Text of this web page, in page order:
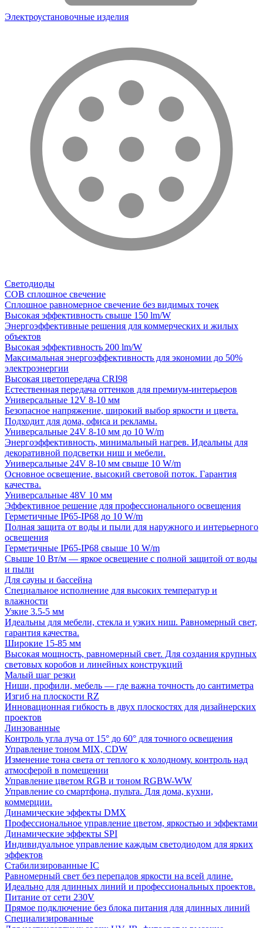
Электроустановочные изделия
Светодиоды
COB сплошное свечение
Сплошное равномерное свечение без видимых точек
Высокая эффективность свыше 150 lm/W
Энергоэффективные решения для коммерческих и жилых
объектов
Высокая эффективность 200 lm/W
Максимальная энергоэффективность для экономии до 50%
электроэнергии
Высокая цветопередача CRI98
Естественная передача оттенков для премиум-интерьеров
Универсальные 12V 8-10 мм
Безопасное напряжение, широкий выбор яркости и цвета.
Подходит для дома, офиса и рекламы.
Универсальные 24V 8-10 мм до 10 W/m
Энергоэффективность, минимальный нагрев. Идеальны для
декоративной подсветки ниш и мебели.
Универсальные 24V 8-10 мм свыше 10 W/m
Основное освещение, высокий световой поток. Гарантия
качества.
Универсальные 48V 10 мм
Эффективное решение для профессионального освещения
Герметичные IP65-IP68 до 10 W/m
Полная защита от воды и пыли для наружного и интерьерного
освещения
Герметичные IP65-IP68 свыше 10 W/m
Свыше 10 Вт/м — яркое освещение с полной защитой от воды
и пыли
Для сауны и бассейна
Специальное исполнение для высоких температур и
влажности
Узкие 3.5-5 мм
Идеальны для мебели, стекла и узких ниш. Равномерный свет,
гарантия качества.
Широкие 15-85 мм
Высокая мощность, равномерный свет. Для создания крупных
световых коробов и линейных конструкций
Малый шаг резки
Ниши, профили, мебель — где важна точность до сантиметра
Изгиб на плоскости RZ
Инновационная гибкость в двух плоскостях для дизайнерских
проектов
Линзованные
Контроль угла луча от 15° до 60° для точного освещения
Управление тоном MIX, CDW
Изменение тона света от теплого к холодному. контроль над
атмосферой в помещении
Управление цветом RGB и тоном RGBW-WW
Управление со смартфона, пульта. Для дома, кухни,
коммерции.
Динамические эффекты DMX
Профессиональное управление цветом, яркостью и эффектами
Динамические эффекты SPI
Индивидуальное управление каждым светодиодом для ярких
эффектов
Стабилизированные IC
Равномерный свет без перепадов яркости на всей длине.
Идеально для длинных линий и профессиональных проектов.
Питание от сети 230V
Прямое подключение без блока питания для длинных линий
Специализированные